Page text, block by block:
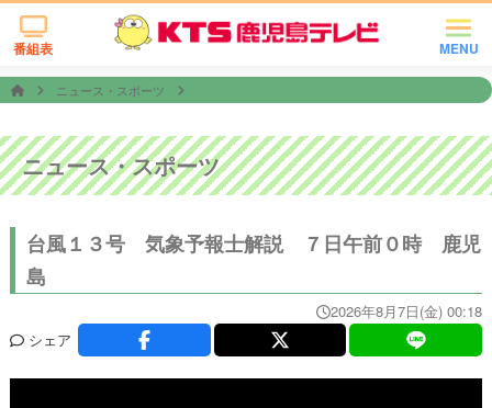
MENU
番組表
ニュース・スポーツ
ニュース・スポーツ
台風１３号 気象予報士解説 ７日午前０時 鹿児
島
2026年8月7日(金) 00:18
シェア